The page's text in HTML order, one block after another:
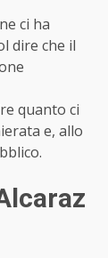
ci ha
dire che il
quanto ci
e, allo